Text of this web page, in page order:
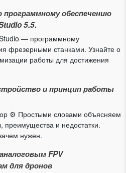
программному обеспечению
5.5.
Studio — программному
фрезерными станками. Узнайте о
работы для достижения
и принцип работы
⚙️ Простыми словами объясняем
преимущества и недостатки.
нужен.
FPV
для дронов